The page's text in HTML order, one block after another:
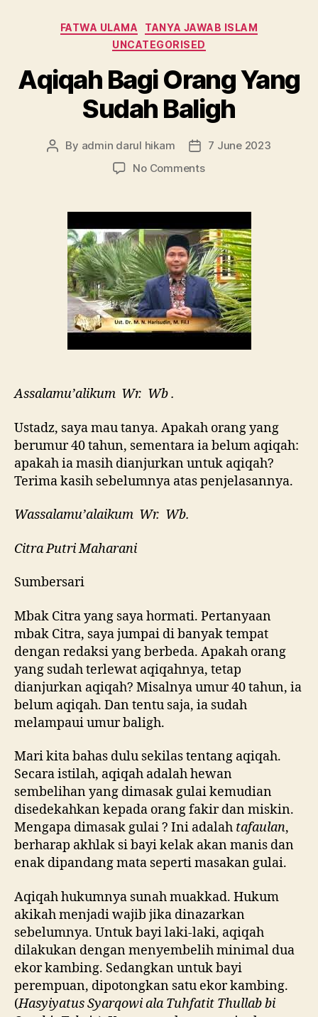
Categories
FATWA ULAMA
TANYA JAWAB ISLAM
UNCATEGORISED
Aqiqah Bagi Orang Yang
Sudah Baligh
Post
By admin darul hikam
Post
date
7 June 2023
No Commentson
Orang
Yang
Sudah
Baligh
Assalamu’alikum Wr. Wb .
Ustadz, saya mau tanya. Apakah orang yang
berumur 40 tahun, sementara ia belum aqiqah:
apakah ia masih dianjurkan untuk aqiqah?
Terima kasih sebelumnya atas penjelasannya.
Wassalamu’alaikum Wr. Wb.
Citra Putri Maharani
Sumbersari
Mbak Citra yang saya hormati. Pertanyaan
mbak Citra, saya jumpai di banyak tempat
dengan redaksi yang berbeda. Apakah orang
yang sudah terlewat aqiqahnya, tetap
dianjurkan aqiqah? Misalnya umur 40 tahun, ia
belum aqiqah. Dan tentu saja, ia sudah
melampaui umur baligh.
Mari kita bahas dulu sekilas tentang aqiqah.
Secara istilah, aqiqah adalah hewan
sembelihan yang dimasak gulai kemudian
disedekahkan kepada orang fakir dan miskin.
Mengapa dimasak gulai ? Ini adalah tafaulan,
berharap akhlak si bayi kelak akan manis dan
enak dipandang mata seperti masakan gulai.
Aqiqah hukumnya sunah muakkad. Hukum
akikah menjadi wajib jika dinazarkan
sebelumnya. Untuk bayi laki-laki, aqiqah
dilakukan dengan menyembelih minimal dua
ekor kambing. Sedangkan untuk bayi
perempuan, dipotongkan satu ekor kambing.
(Hasyiyatus Syarqowi ala Tuhfatit Thullab bi